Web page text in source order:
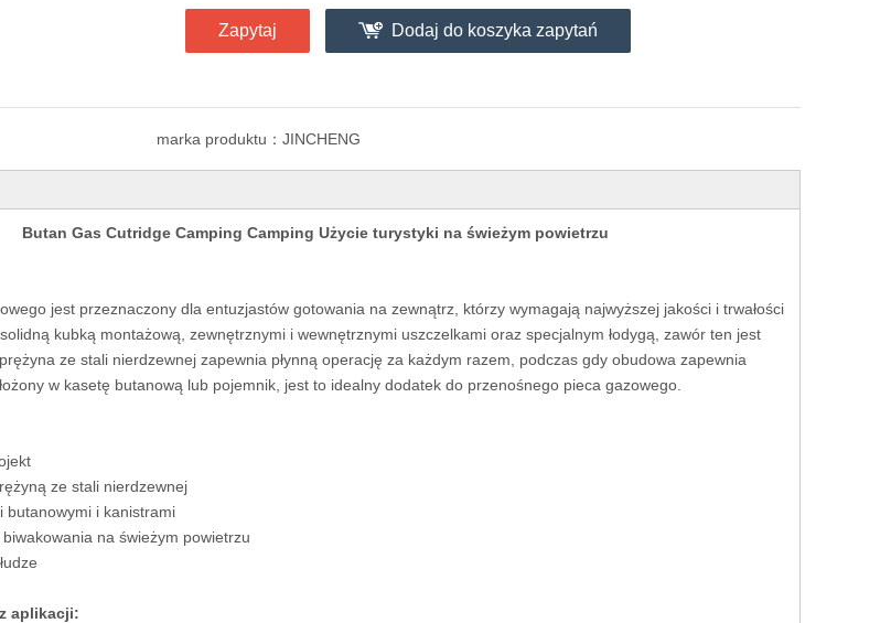
Zapytaj Dodaj do koszyka zapytań
marka produktu： JINCHENG
Butan Gas Cutridge Camping Camping Użycie turystyki na świeżym powietrzu
jest przeznaczony dla entuzjastów gotowania na zewnątrz, którzy wymagają najwyższej jakości i trwałości
kubką montażową, zewnętrznymi i wewnętrznymi uszczelkami oraz specjalnym łodygą, zawór ten jest
ze stali nierdzewnej zapewnia płynną operację za każdym razem, podczas gdy obudowa zapewnia
w kasetę butanową lub pojemnik, jest to idealny dodatek do przenośnego pieca gazowego.
ze stali nierdzewnej
butanowymi i kanistrami
na świeżym powietrzu
aplikacji: